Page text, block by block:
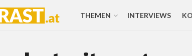
THEMEN INTERVIEWS